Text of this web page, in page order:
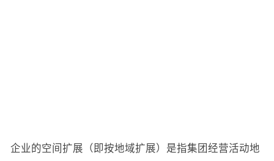
企业的空间扩展（即按地域扩展）是指集团经营活动地